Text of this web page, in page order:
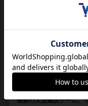
60～
最新の大型建設ゲーム。